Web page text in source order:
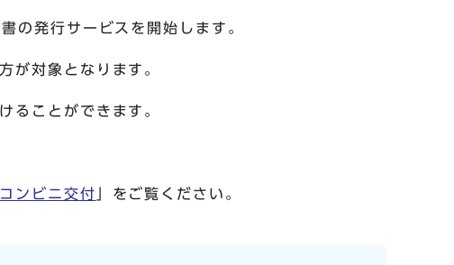
の発行サービスを開始します。
が対象となります。
ることができます。
コンビニ交付 」をご覧ください。